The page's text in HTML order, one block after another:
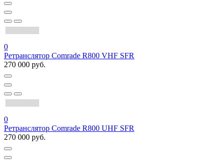
0
Ретранслятор Comrade R800 VHF SFR
270 000 руб.
0
Ретранслятор Comrade R800 UHF SFR
270 000 руб.